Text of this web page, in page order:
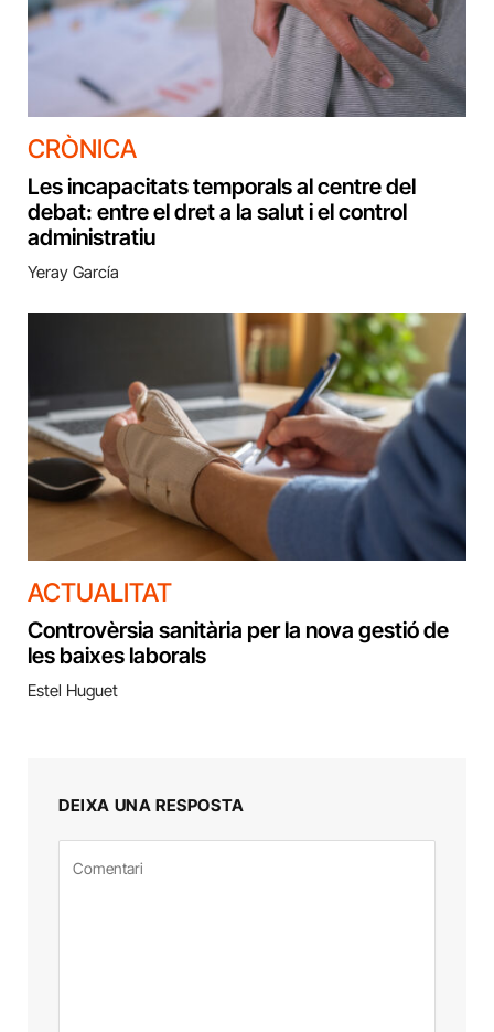
CRÒNICA
Les incapacitats temporals al centre del
debat: entre el dret a la salut i el control
administratiu
Yeray García
ACTUALITAT
Controvèrsia sanitària per la nova gestió de
les baixes laborals
Estel Huguet
DEIXA UNA RESPOSTA